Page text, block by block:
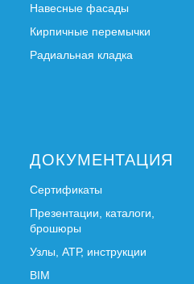
Навесные фасады
Кирпичные перемычки
Радиальная кладка
ДОКУМЕНТАЦИЯ
Сертификаты
Презентации, каталоги,
брошюры
Узлы, АТР, инструкции
BIM